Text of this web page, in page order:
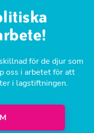
för de djur som
oss i arbetet för att
i lagstiftningen.